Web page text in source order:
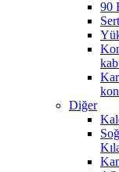
90
Diğer